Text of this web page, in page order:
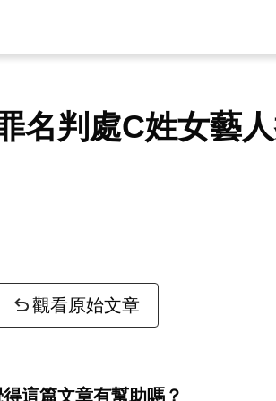
名判處C姓女藝
觀看原始文章
這篇文章有幫助嗎？